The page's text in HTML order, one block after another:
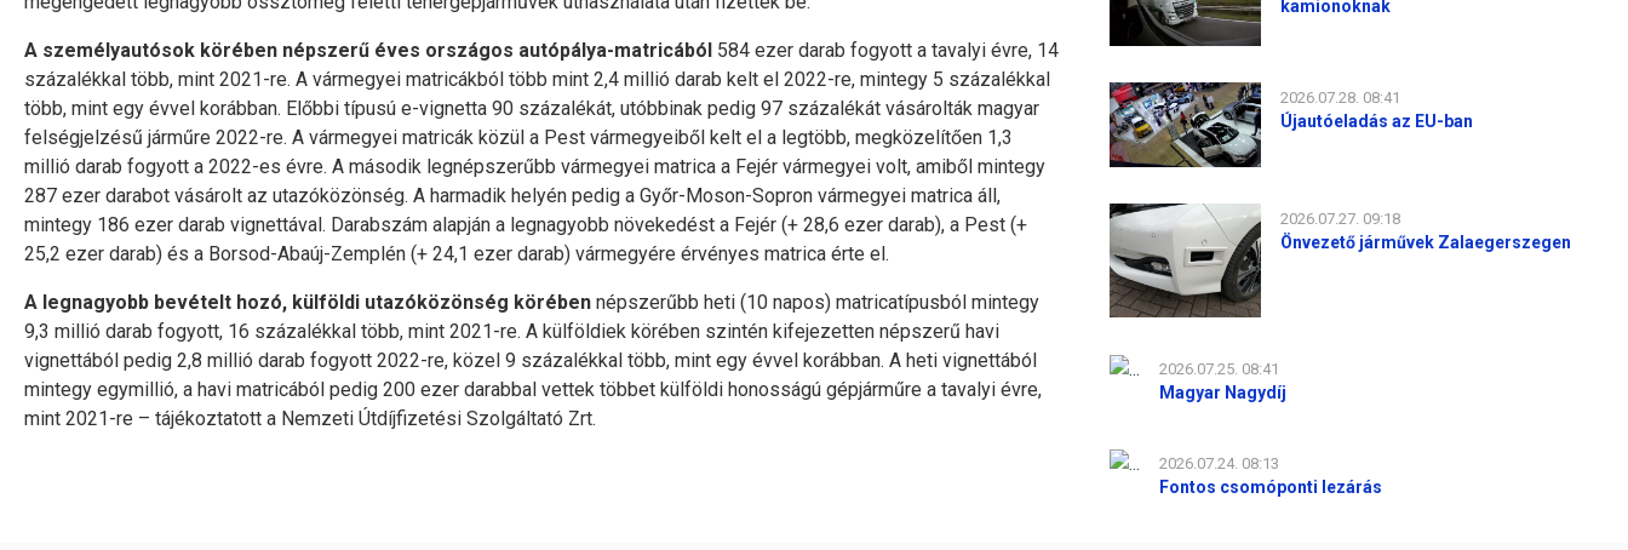
A személyautósok körében népszerű éves országos autópálya-matricából 584 ezer darab fogyott a tavalyi évre, 14
százalékkal több, mint 2021-re. A vármegyei matricákból több mint 2,4 millió darab kelt el 2022-re, mintegy 5 százalékkal
több, mint egy évvel korábban. Előbbi típusú e-vignetta 90 százalékát, utóbbinak pedig 97 százalékát vásárolták magyar
felségjelzésű járműre 2022-re. A vármegyei matricák közül a Pest vármegyeiből kelt el a legtöbb, megközelítően 1,3
millió darab fogyott a 2022-es évre. A második legnépszerűbb vármegyei matrica a Fejér vármegyei volt, amiből mintegy
287 ezer darabot vásárolt az utazóközönség. A harmadik helyén pedig a Győr-Moson-Sopron vármegyei matrica áll,
mintegy 186 ezer darab vignettával. Darabszám alapján a legnagyobb növekedést a Fejér (+ 28,6 ezer darab), a Pest (+
25,2 ezer darab) és a Borsod-Abaúj-Zemplén (+ 24,1 ezer darab) vármegyére érvényes matrica érte el.
A legnagyobb bevételt hozó, külföldi utazóközönség körében népszerűbb heti (10 napos) matricatípusból mintegy
9,3 millió darab fogyott, 16 százalékkal több, mint 2021-re. A külföldiek körében szintén kifejezetten népszerű havi
vignettából pedig 2,8 millió darab fogyott 2022-re, közel 9 százalékkal több, mint egy évvel korábban. A heti vignettából
mintegy egymillió, a havi matricából pedig 200 ezer darabbal vettek többet külföldi honosságú gépjárműre a tavalyi évre,
mint 2021-re – tájékoztatott a Nemzeti Útdíjfizetési Szolgáltató Zrt.
kamionoknak
2026.07.28. 08:41
Újautóeladás az EU-ban
2026.07.27. 09:18
Önvezető járművek Zalaegerszegen
2026.07.25. 08:41
Magyar Nagydíj
2026.07.24. 08:13
Fontos csomóponti lezárás